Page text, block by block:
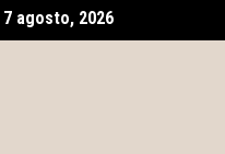
sofocado y descubierto
7 agosto, 2026